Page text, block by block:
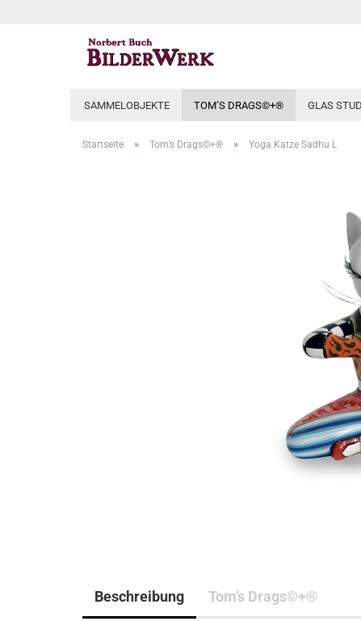
SAMMELOBJEKTE TOM’S DRAGS©+® GLAS
Startseite » Tom’s Drags©+® » Yoga Katze Sadhu L
Beschreibung Tom’s Drags©+®